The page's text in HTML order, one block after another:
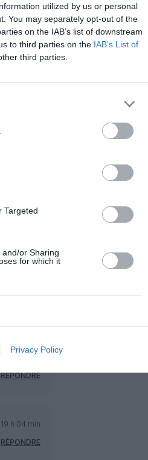
utilized by us or personal
You may separately opt-out of the
on the IAB’s list of downstream
to third parties on the IAB’s List of
third parties.
Targeted
or Sharing
for which it
Privacy Policy
artères
Print
h 10 min
RÉPONDRE
h 04 min
RÉPONDRE